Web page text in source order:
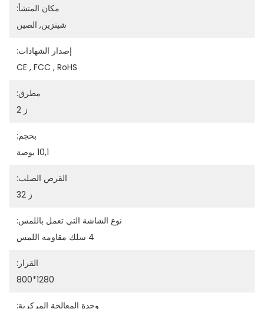
مكان المنشأ:
شينزين, الصين
إصدار الشهادات:
CE , FCC , RoHS
مطرق:
ز 2
بحجم:
10,1 بوصة
القرص الصلب:
ز 32
نوع الشاشة التي تعمل باللمس:
4 سلك مقاومه اللمس
القرار:
1280*800
وحدة المعالجة المركزية: